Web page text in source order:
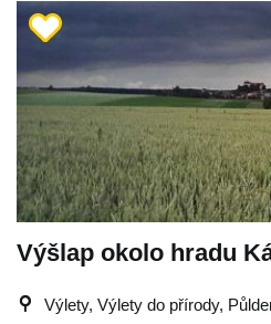
Výšlap okolo hradu
Výlety, Výlety do přírody,